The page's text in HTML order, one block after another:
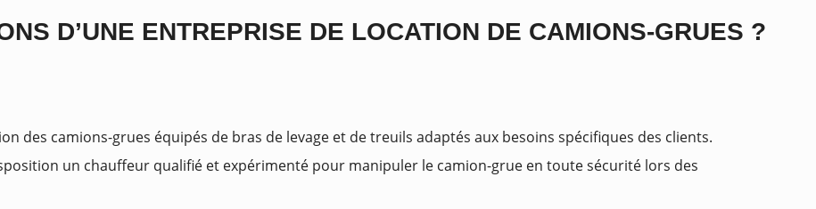
D’UNE ENTREPRISE DE LOCATION DE CAMIONS-GRUES ?
des camions-grues équipés de bras de levage et de treuils adaptés aux besoins spécifiques des clients.
un chauffeur qualifié et expérimenté pour manipuler le camion-grue en toute sécurité lors des